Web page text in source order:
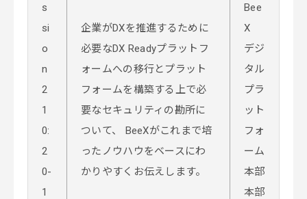
s
si
o
n
2
1
0:
2
0-
1
企業がDXを推進するために
必要なDX Readyプラットフ
ォームへの移行とプラット
フォームを構築する上で必
要なセキュリティの勘所に
ついて、 BeeXがこれまで培
ったノウハウをベースにわ
かりやすくお伝えします。
Bee
X
デジ
タル
プラ
ット
フォ
ーム
本部
本部